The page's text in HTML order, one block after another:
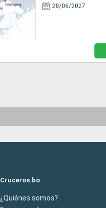
28/06/2027
Cruceros.bo
¿Quiénes somos?